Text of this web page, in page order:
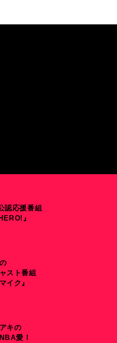
認応援番組
』
スト番組
イク』
キの
愛！